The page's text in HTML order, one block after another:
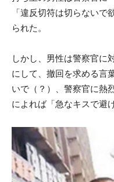
「違反切符は切らない
られた。
しかし、男性は警察官に
にして、撤回を求める言
いで（？）、警察官に熱
によれば「急なキスで避